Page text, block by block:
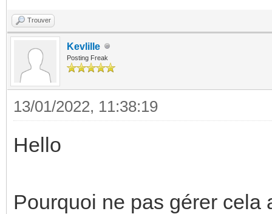
Trouver
Kevlille
Posting Freak
13/01/2022, 11:38:19
Hello
Pourquoi ne pas gérer cela